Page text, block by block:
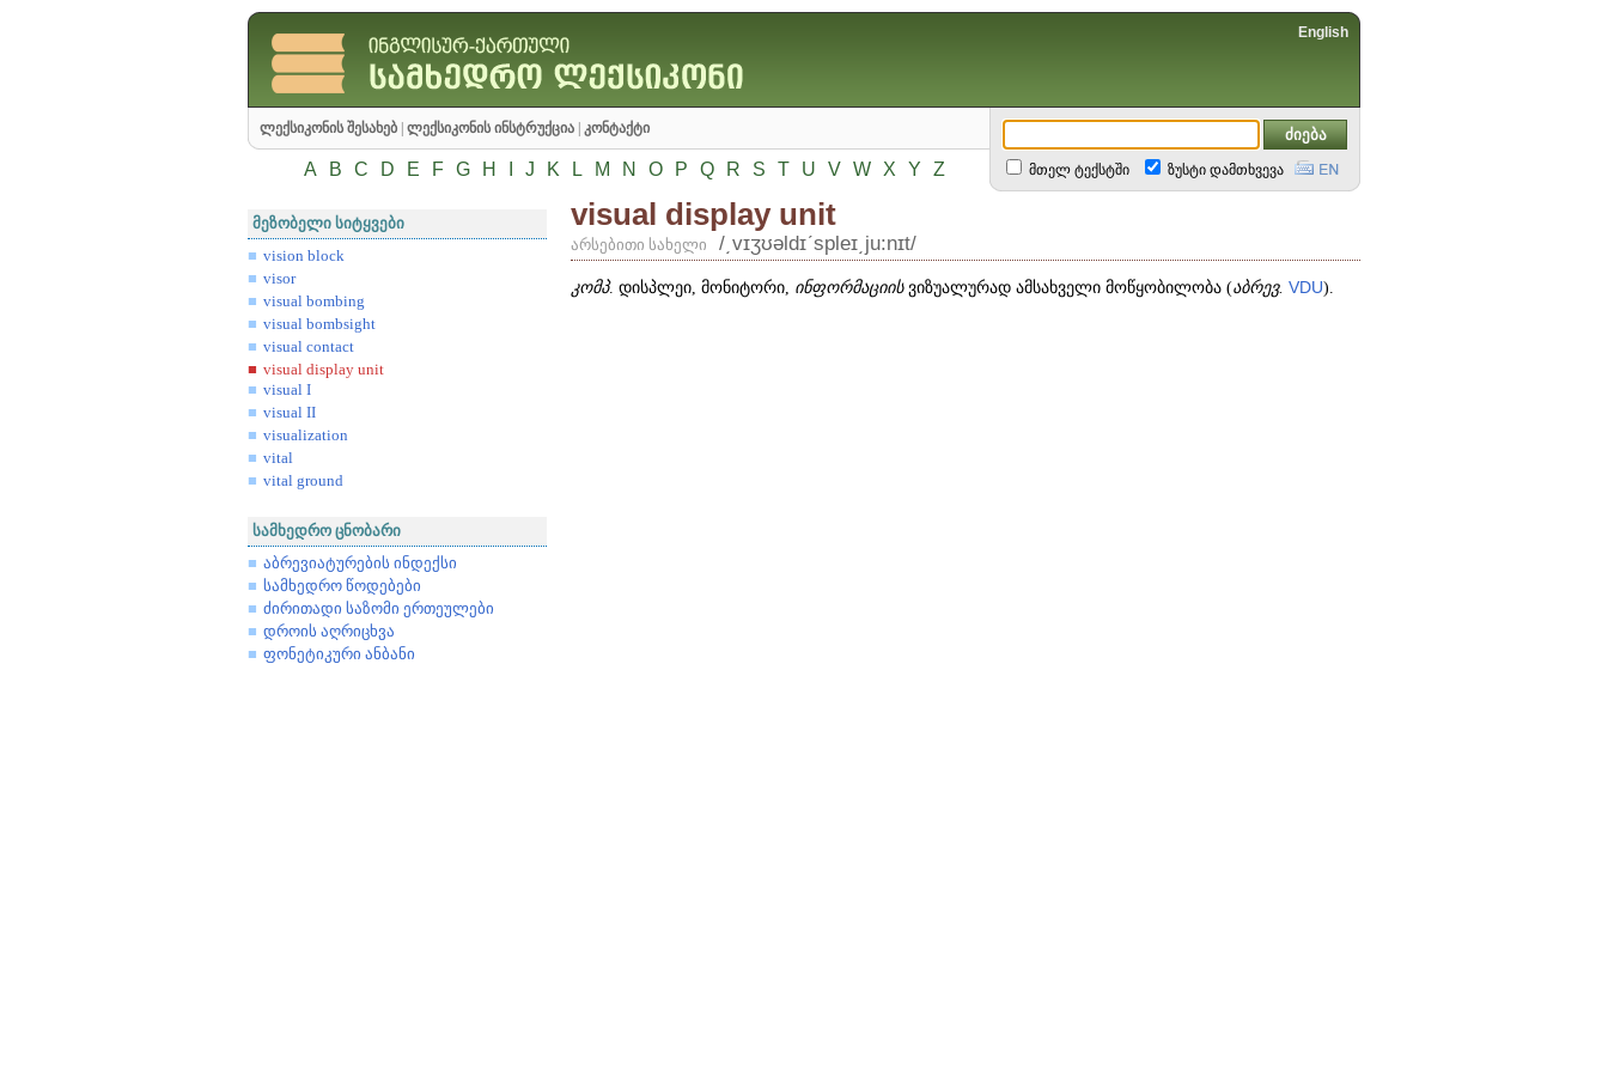
English
ლექსიკონის შესახებ ლექსიკონის ინსტრუქცია კონტაქტი
A B C D E F G H J K L M N O P Q R S T U V W X Y Z მთელ ტექსტში ზუსტი დამთხვევა
მეზობელი სიტყვები
vision block
visor
visual bombing
visual bombsight
visual contact
visual display unit
visual I
visual II
visualization
vital
vital ground
სამხედრო ცნობარი
აბრევიატურების ინდექსი
სამხედრო წოდებები
ძირითადი საზომი ერთეულები
დროის აღრიცხვა
ფონეტიკური ანბანი
visual display unit
არსებითი სახელი /͵vɪʒʊəldɪʹspleɪ͵ju:nɪt/
კომპ. დისპლეი, მონიტორი, ინფორმაციისვიზუალურად ამსახველი მოწყობილობა (აბრევ. VDU).